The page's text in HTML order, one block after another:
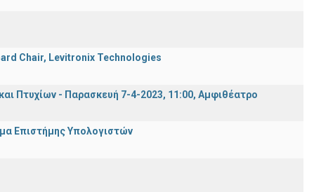
Chair, Levitronix Technologies
Πτυχίων - Παρασκευή 7-4-2023, 11:00, Αμφιθέατρο
Επιστήμης Υπολογιστών